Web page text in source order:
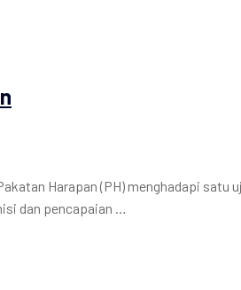
Harapan (PH) menghadapi satu
dan pencapaian …